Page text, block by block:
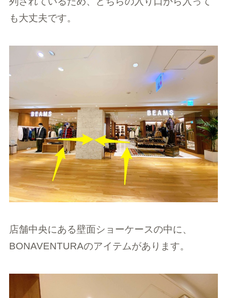
も大丈夫です。
店舗中央にある壁面ショーケースの中に、
BONAVENTURAのアイテムがあります。